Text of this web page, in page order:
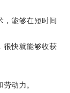
能够在短时间
快就能够收获
动力。